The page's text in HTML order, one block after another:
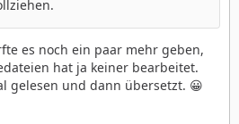
es noch ein paar mehr geben,
hat ja keiner bearbeitet.
gelesen und dann übersetzt. 😀